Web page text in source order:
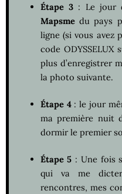
Étape 3 : Le jour
Mapsmedu pays
ligne (si vous avez
code ODYSSELUX
plus d’enregistrer
la photo suivante.
Étape 4: le jour
ma première nuit
dormir le premier
Étape 5 : Une fois
qui va me
rencontres, mes